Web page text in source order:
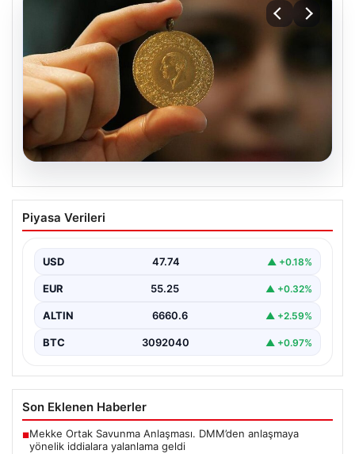
06.08.2026
22 Mayıs 2026 Güncel Altın Fiyatları ve
Analizi
hareketlilik yatırımcıların ve ilgili piyasa uzmanlarının
en…
Piyasa Verileri
USD 47.74 ▲ +0.18%
EUR 55.25 ▲ +0.32%
ALTIN 6660.6 ▲ +2.59%
BTC 3092040 ▲ +0.97%
Son Eklenen Haberler
■Mekke Ortak Savunma Anlaşması. DMM’den anlaşmaya
yönelik iddialara yalanlama geldi